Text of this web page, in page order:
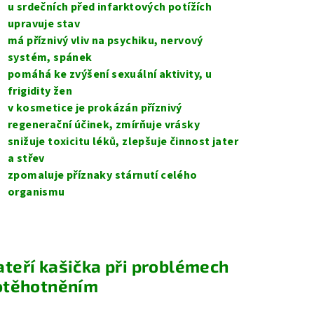
u srdečních před infarktových potížích
upravuje stav
má příznivý vliv na psychiku, nervový
systém, spánek
pomáhá ke zvýšení sexuální aktivity, u
frigidity žen
v kosmetice je prokázán příznivý
regenerační účinek, zmírňuje vrásky
snižuje toxicitu léků, zlepšuje činnost jater
a střev
zpomaluje příznaky stárnutí celého
organismu
kašička při problémech